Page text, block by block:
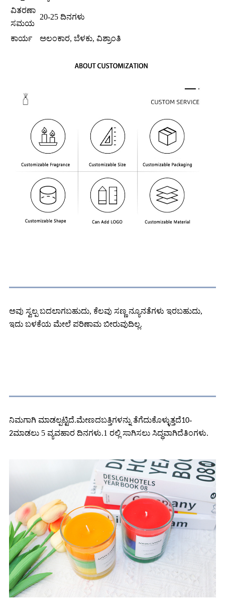
ವಿತರಣಾ
ಸಮಯ
20-25 ದಿನಗಳು
ಕಾರ್ಯ ಅಲಂಕಾರ, ಬೆಳಕು, ವಿಶ್ರಾಂತಿ
ಅವು ಸ್ವಲ್ಪ ಬದಲಾಗಬಹುದು, ಕೆಲವು ಸಣ್ಣ ನ್ಯೂನತೆಗಳು ಇರಬಹುದು,
ಇದು ಬಳಕೆಯ ಮೇಲೆ ಪರಿಣಾಮ ಬೀರುವುದಿಲ್ಲ.
ನಿಮಗಾಗಿ ಮಾಡಲ್ಪಟ್ಟಿದೆ.ಮೇಣದಬತ್ತಿಗಳನ್ನು ತೆಗೆದುಕೊಳ್ಳುತ್ತದೆ10-
2ಮಾಡಲು 5 ವ್ಯವಹಾರ ದಿನಗಳು.1 ರಲ್ಲಿ ಸಾಗಿಸಲು ಸಿದ್ಧವಾಗಿದೆತಿಂಗಳು.